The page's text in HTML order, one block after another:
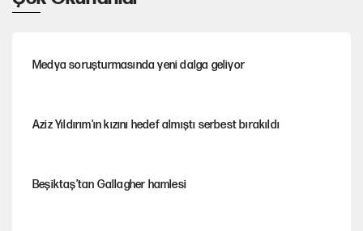
Medya soruşturmasında yeni dalga geliyor
Aziz Yıldırım'ın kızını hedef almıştı serbest bırakıldı
Beşiktaş’tan Gallagher hamlesi